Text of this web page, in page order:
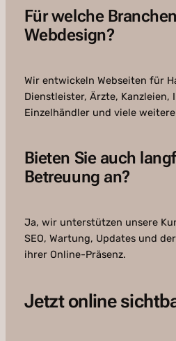
Für welche
Webdesign?
Wir entwickeln Webseiten für
Dienstleister, Ärzte, Kanzleien,
Einzelhändler und viele
Bieten Sie auch
Betreuung an?
Ja, wir unterstützen unsere
SEO, Wartung, Updates und
ihrer Online-Präsenz.
Jetzt online